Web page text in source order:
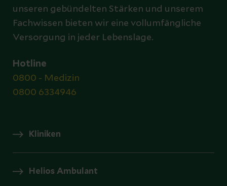
unseren gebündelten Stärken und unserem
Fachwissen bieten wir eine vollumfängliche
Versorgung in jeder Lebenslage.
Hotline
0800 - Medizin
0800 6334946
Kliniken
Helios Ambulant